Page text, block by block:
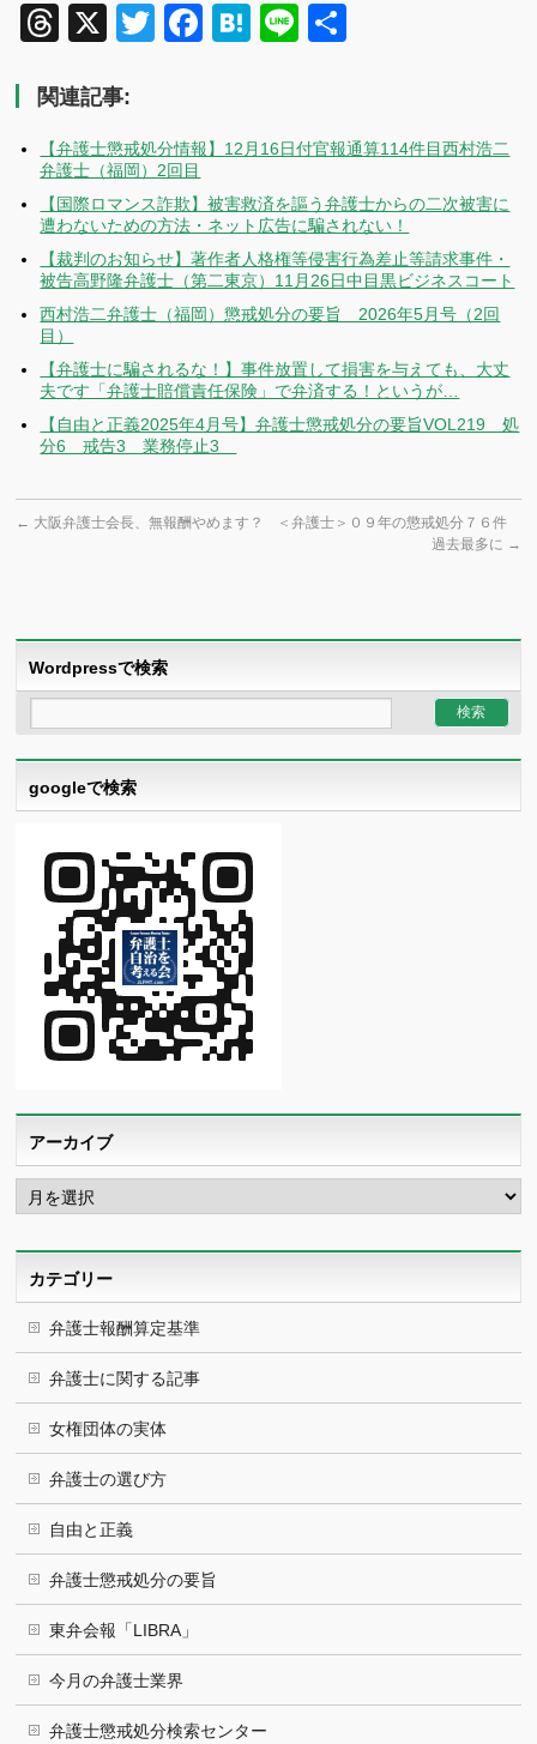
Threads
X TwitterFacebook
Hatena
Line
関連記事:
【弁護士懲戒処分情報】12月16日付官報通算114件目西村浩二
弁護士（福岡）2回目
【国際ロマンス詐欺】被害救済を謳う弁護士からの二次被害に
遭わないための方法・ネット広告に騙されない！
【裁判のお知らせ】著作者人格権等侵害行為差止等請求事件・
被告高野隆弁護士（第二東京）11月26日中目黒ビジネスコート
西村浩二弁護士（福岡）懲戒処分の要旨 2026年5月号（2回
目）
【弁護士に騙されるな！】事件放置して損害を与えても、大丈
夫です「弁護士賠償責任保険」で弁済する！というが…
【自由と正義2025年4月号】弁護士懲戒処分の要旨VOL219 処
分6 戒告3 業務停止3
← 大阪弁護士会長、無報酬やめます？
＜弁護士＞０９年の懲戒処分７６件
過去最多に →
Wordpressで検索
googleで検索
アーカイブ
ア
ー
カ
カテゴリー
弁護士報酬算定基準
弁護士に関する記事
女権団体の実体
弁護士の選び方
自由と正義
弁護士懲戒処分の要旨
東弁会報「LIBRA」
今月の弁護士業界
弁護士懲戒処分検索センター